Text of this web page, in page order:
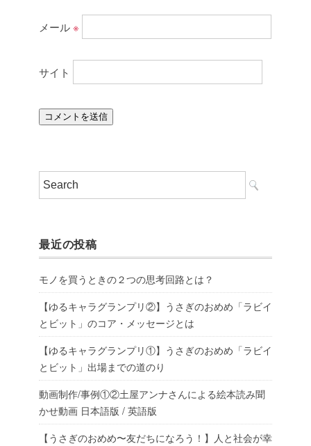
メール※
サイト
最近の投稿
モノを買うときの２つの思考回路とは？
【ゆるキャラグランプリ②】うさぎのおめめ「ラビイ
とビット」のコア・メッセージとは
【ゆるキャラグランプリ①】うさぎのおめめ「ラビイ
とビット」出場までの道のり
動画制作/事例①②土屋アンナさんによる絵本読み聞
かせ動画 日本語版 / 英語版
【うさぎのおめめ〜友だちになろう！】人と社会が幸